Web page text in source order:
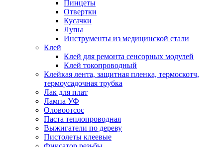
Пинцеты
Отвертки
Кусачки
Лупы
Инструменты из медицинской стали
Клей
Клей для ремонта сенсорных модулей
Клей токопроводный
Клейкая лента, защитная пленка, термоскотч,
термоусадочная трубка
Лак для плат
Лампа УФ
Оловоотсос
Паста теплопроводная
Выжигатели по дереву
Пистолеты клеевые